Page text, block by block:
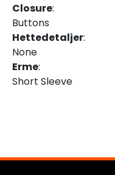
Closure:
Buttons
Hettedetaljer:
None
Erme:
Short Sleeve